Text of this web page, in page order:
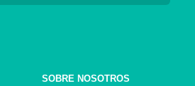
SOBRE NOSOTROS